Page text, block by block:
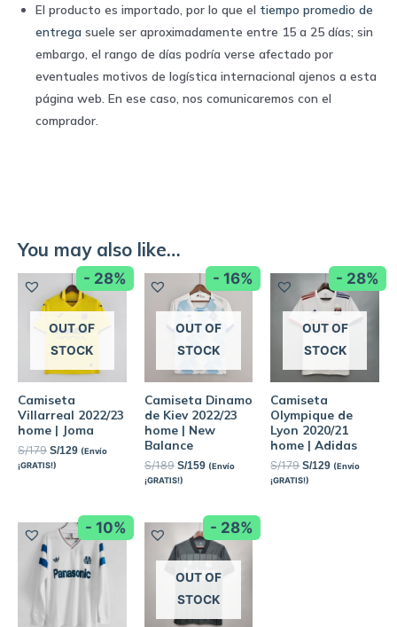
El producto es importado, por lo que el tiempo promedio de
entrega suele ser aproximadamente entre 15 a 25 días; sin
embargo, el rango de días podría verse afectado por
eventuales motivos de logística internacional ajenos a esta
página web. En ese caso, nos comunicaremos con el
comprador.
You may also like…
- 28%
OUT OF
STOCK
Camiseta
Villarreal 2022/23
home | Joma
S/179 S/129 (Envío
¡GRATIS!)
- 16%
OUT OF
STOCK
Camiseta Dinamo
de Kiev 2022/23
home | New
Balance
S/189 S/159 (Envío
¡GRATIS!)
- 28%
OUT OF
STOCK
Camiseta
Olympique de
Lyon 2020/21
home | Adidas
S/179 S/129 (Envío
¡GRATIS!)
- 10% - 28%
OUT OF
STOCK